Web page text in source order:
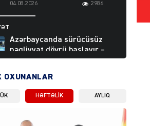
04.08.2026 2986
Azərbaycanda sürücüsüz
nəqliyyat dövrü başlayır –
BELƏ işləyəcək
04.08.2026
layihəsi ilə bağlı AÇIQLAMA
OXUNANLAR
HƏFTƏLIK AYLIQ